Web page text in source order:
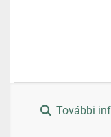
További